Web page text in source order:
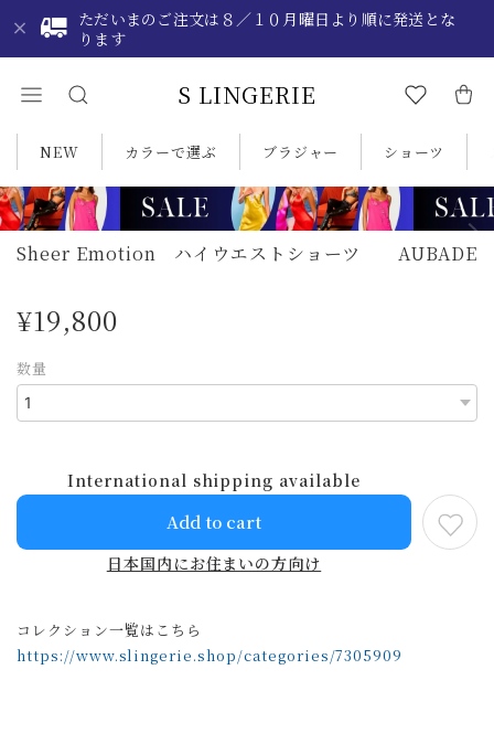
ただいまのご注文は８／１０月曜日より順に発送とな
ります
S LINGERIE
NEW カラーで選ぶ ブラジャー ショーツ
Sheer Emotion ハイウエストショーツ AUBADE
¥19,800
数量
International shipping available
Add to cart
日本国内にお住まいの方向け
コレクション一覧はこちら
https://www.slingerie.shop/categories/7305909